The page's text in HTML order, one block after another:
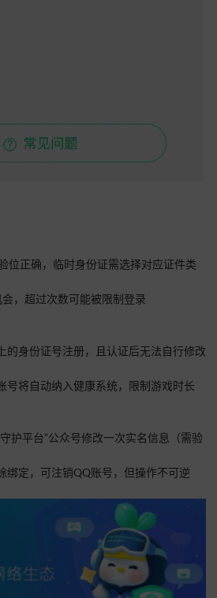
位正确，临时身份证需选择对应证件类
，超过次数可能被限制登录
身份证号注册，且认证后无法自行修改
将自动纳入健康系统，限制游戏时长
护平台”公众号修改一次实名信息（需验
定，可注销QQ账号，但操作不可逆